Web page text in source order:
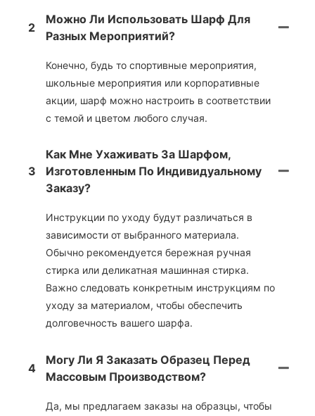
2
Можно Ли Использовать Шарф Для
Разных Мероприятий?
Конечно, будь то спортивные мероприятия,
школьные мероприятия или корпоративные
акции, шарф можно настроить в соответствии
с темой и цветом любого случая.
3
Как Мне Ухаживать За Шарфом,
Изготовленным По Индивидуальному
Заказу?
Инструкции по уходу будут различаться в
зависимости от выбранного материала.
Обычно рекомендуется бережная ручная
стирка или деликатная машинная стирка.
Важно следовать конкретным инструкциям по
уходу за материалом, чтобы обеспечить
долговечность вашего шарфа.
4
Могу Ли Я Заказать Образец Перед
Массовым Производством?
Да, мы предлагаем заказы на образцы, чтобы